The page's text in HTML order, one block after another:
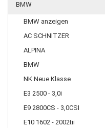
BMW
BMW anzeigen
AC SCHNITZER
ALPINA
BMW
NK Neue Klasse
E3 2500 - 3,0i
E9 2800CS - 3,0CSI
E10 1602 - 2002tii